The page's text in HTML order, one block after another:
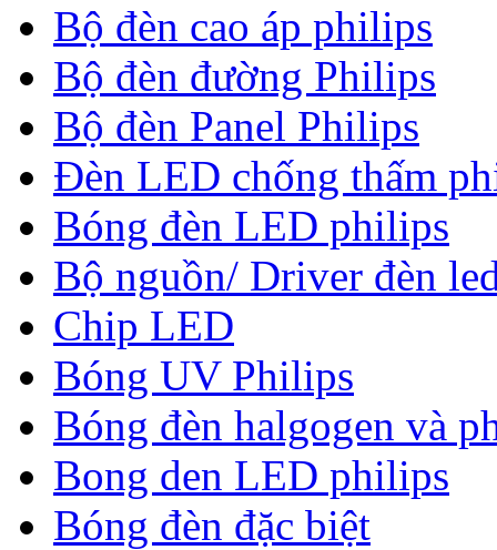
Bộ đèn cao áp philips
Bộ đèn đường Philips
Bộ đèn Panel Philips
Đèn LED chống thấm
Bóng đèn LED philips
Bộ nguồn/ Driver đèn
Chip LED
Bóng UV Philips
Bóng đèn halgogen và
Bong den LED philips
Bóng đèn đặc biệt